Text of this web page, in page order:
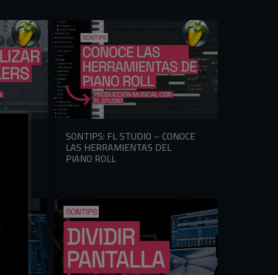
SONTIPS: FL STUDIO – CONOCE
LAS HERRAMIENTAS DEL
PIANO ROLL